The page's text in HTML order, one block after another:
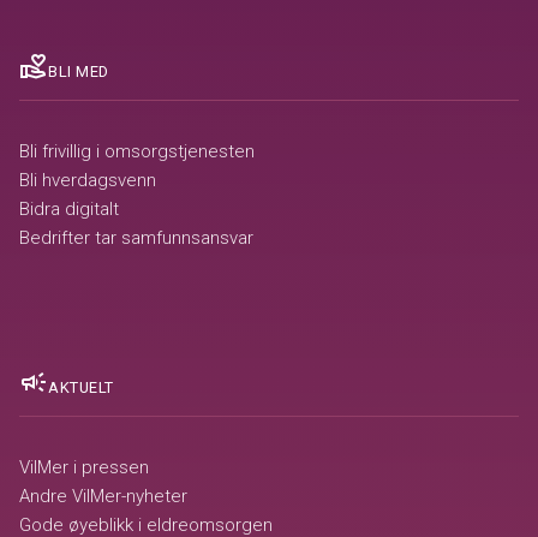
volunteer_activismBLI MED
Bli frivillig i omsorgstjenesten
Bli hverdagsvenn
Bidra digitalt
Bedrifter tar samfunnsansvar
campaignAKTUELT
VilMer i pressen
Andre VilMer-nyheter
Gode øyeblikk i eldreomsorgen